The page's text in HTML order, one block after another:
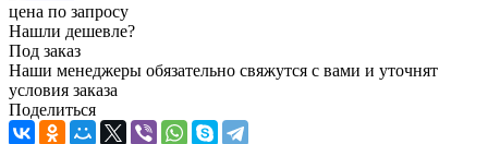
цена по запросу
Нашли дешевле?
Под заказ
Наши менеджеры обязательно свяжутся с вами и уточнят
условия заказа
Поделиться